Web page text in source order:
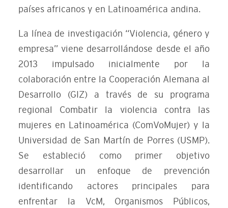
países africanos y en Latinoamérica andina.
La línea de investigación “Violencia, género y
empresa” viene desarrollándose desde el año
2013 impulsado inicialmente por la
colaboración entre la Cooperación Alemana al
Desarrollo (GIZ) a través de su programa
regional Combatir la violencia contra las
mujeres en Latinoamérica (ComVoMujer) y la
Universidad de San Martín de Porres (USMP).
Se estableció como primer objetivo
desarrollar un enfoque de prevención
identificando actores principales para
enfrentar la VcM, Organismos Públicos,